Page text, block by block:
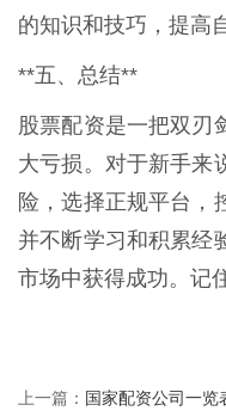
的知识和技巧，提高
**五、总结**
股票配资是一把双刃
大亏损。对于新手来
险，选择正规平台，
并不断学习和积累经
市场中获得成功。记
上一篇： 国家配资公司一览